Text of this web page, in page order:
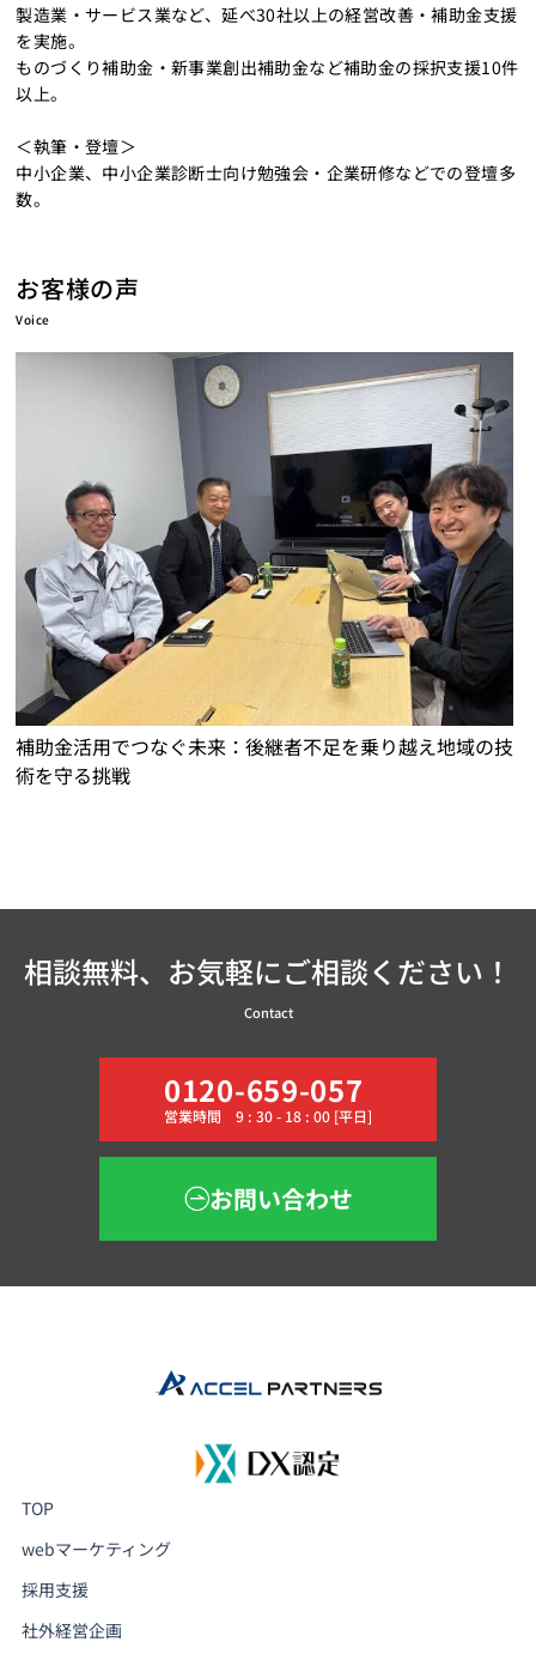
製造業・サービス業など、延べ30社以上の経営改善・補助金支援
を実施。
ものづくり補助金・新事業創出補助金など補助金の採択支援10件
以上。
＜執筆・登壇＞
中小企業、中小企業診断士向け勉強会・企業研修などでの登壇多
数。
お客様の声
Voice
補助金活用でつなぐ未来：後継者不足を乗り越え地域の技
術を守る挑戦
相談無料、お気軽にご相談ください！
Contact
0120-659-057
営業時間 9 : 30 - 18 : 00 [平日]
お問い合わせ
TOP
webマーケティング
採用支援
社外経営企画